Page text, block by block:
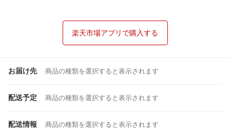
楽天市場アプリで購入する
お届け先 商品の種類を選択すると表示されます
配送予定 商品の種類を選択すると表示されます
配送情報 商品の種類を選択すると表示されます